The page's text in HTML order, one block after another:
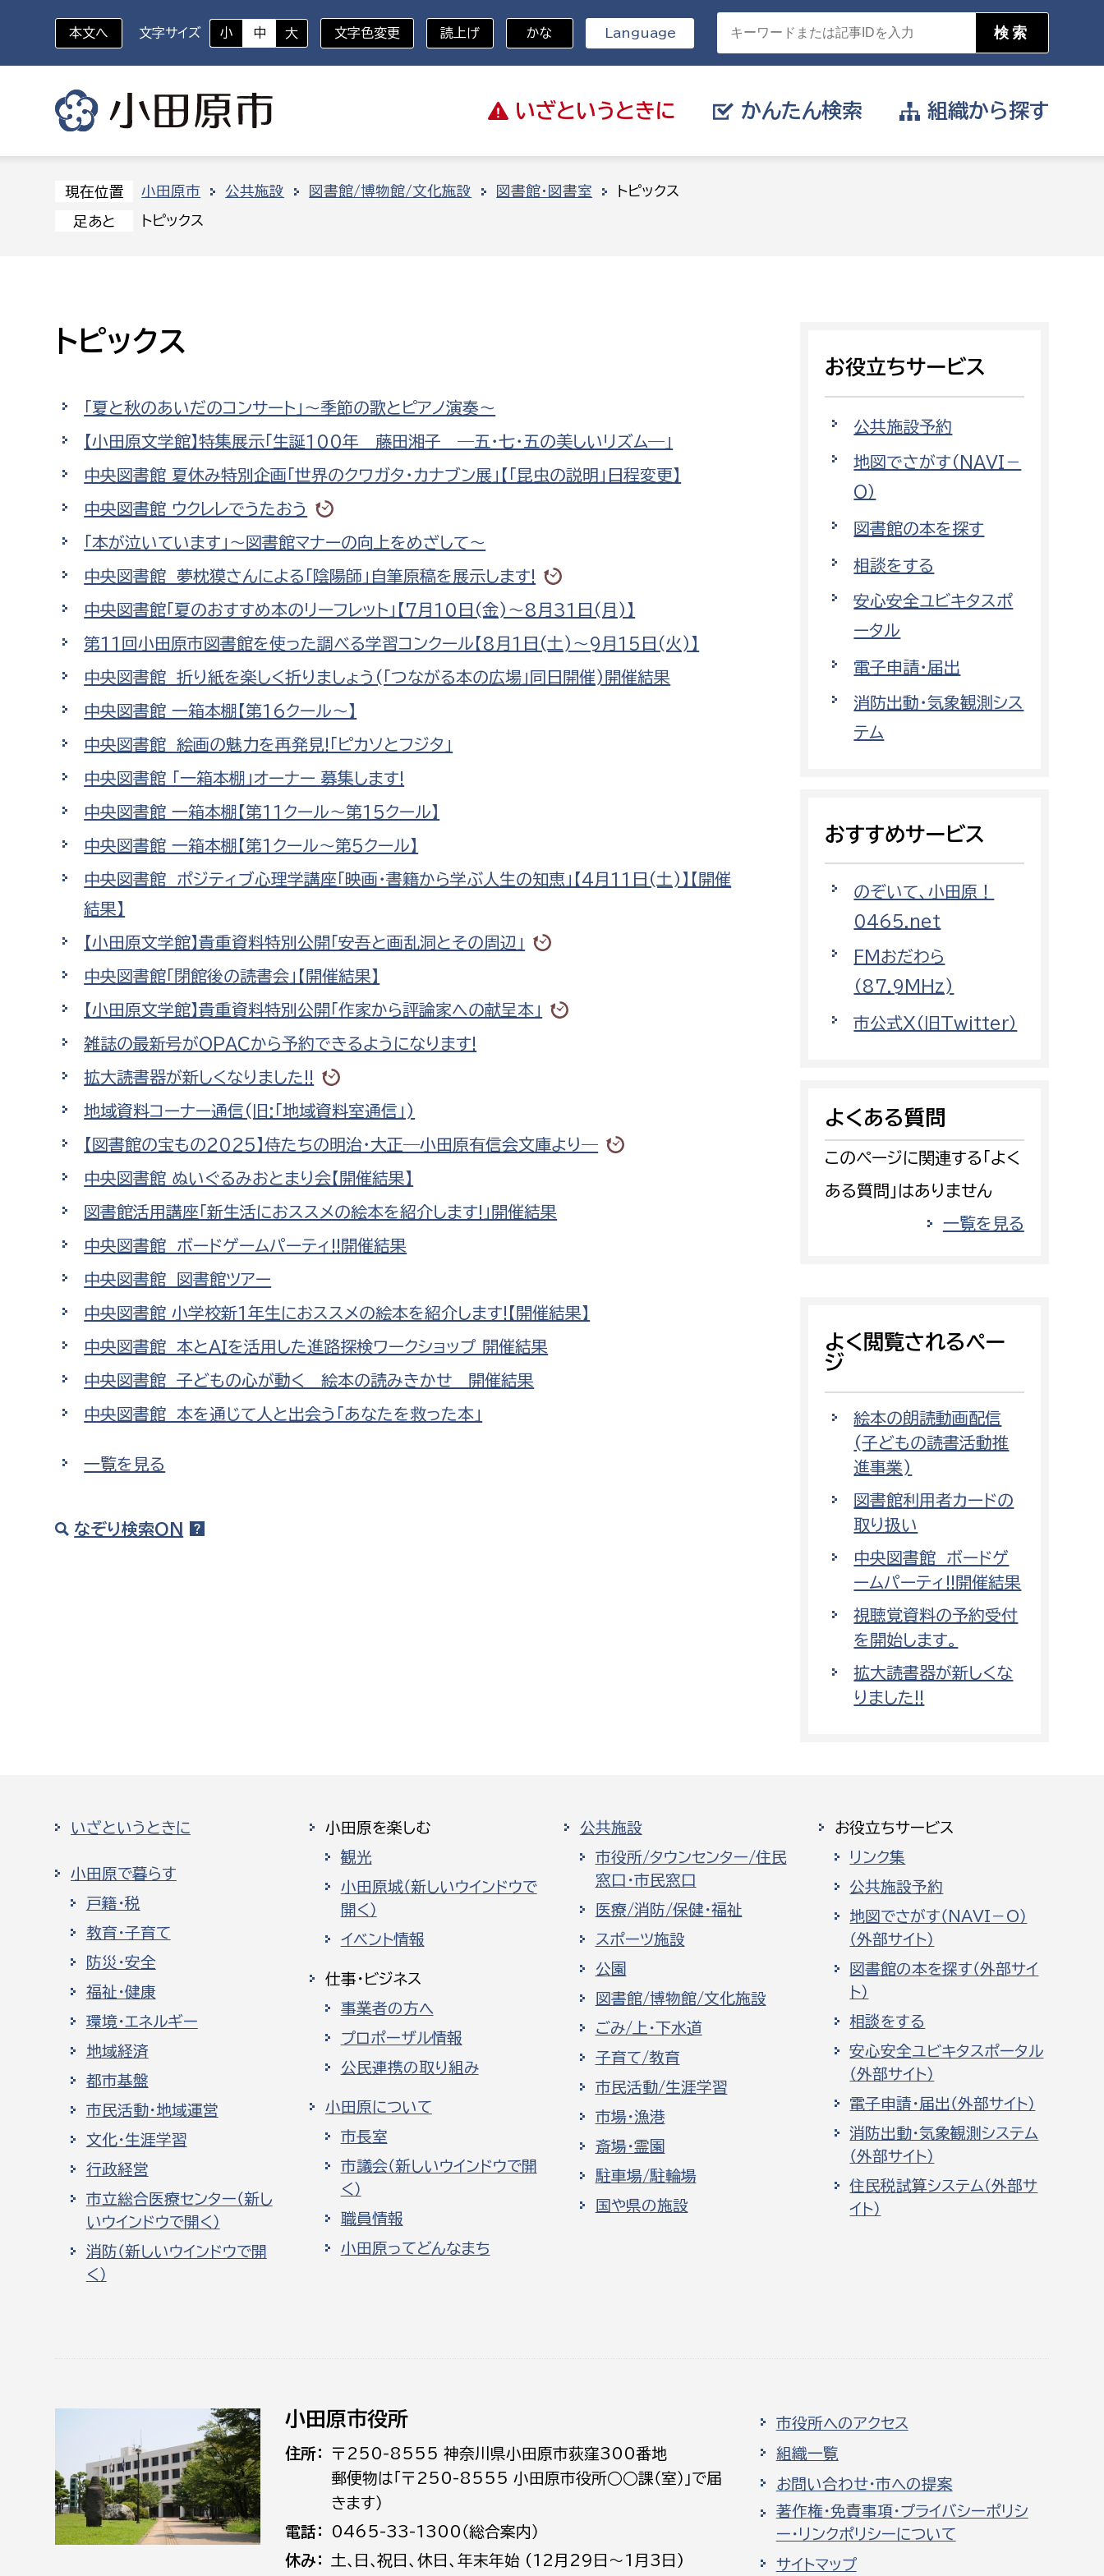
いざと いうときに
いざというときに
かんたん検索
対象者を選択
小・中学生
若者
妊産婦
障がい者
事業者
労働者
求職者
外国人
ペット
分野を選択
福祉・健康
環境・エネルギー
都市基盤
市民活動・地域づくり
消防
病院
支払いをしたい
遊びたい
小田原のことを知りたい
イベント・講座などに参加したい
まちづくりに関わりたい
組織から探す
組織から探す
部に属さない室
コンプライアンス推進室
資産税課
市民部
地域安全課
人権・男女共同参画課
戸籍住民課
防災部 文化部
図書館
スポーツ課
小田原城総合管理事務所
環境部
環境政策課
ゼロカーボン推進課
環境事業センター
福祉健康部
福祉政策課
生活援護課
高齢介護課
障がい福祉課
子ども若者部
子ども政策課
子ども若者支援課
保育課
都市部
建築指導課
開発審査課
建設部
建設政策課
国県事業推進課
土木管理課
建築課
会計管理者
出納室
消防
消防総務課
警防計画課
消防課
警防第1課
上下水道局
給排水業務課
水道整備課
下水道整備課
浄水管理課
教育部
教育指導課
農業委員会事務局
農業委員会事務局
議会局
本文へ 文字サイズ 小 中 大 文字色変更 読上げ かな Language
現在位置 小田原市 公共施設 図書館/博物館/文化施設 図書館・図書室 トピックス
足あと トピックス
トピックス
「夏と秋のあいだのコンサート」～季節の歌とピアノ演奏～
【小田原文学館】特集展示「生誕100年 藤田湘子 ―五・七・五の美しいリズム―」
中央図書館 夏休み特別企画「世界のクワガタ・カナブン展」【「昆虫の説明」日程変更】
中央図書館 ウクレレでうたおう
「本が泣いています」～図書館マナーの向上をめざして～
中央図書館 夢枕獏さんによる「陰陽師」自筆原稿を展示します!
中央図書館「夏のおすすめ本のリーフレット」【7月10日(金)～8月31日(月)】
第11回小田原市図書館を使った調べる学習コンクール【8月1日(土)〜9月15日(火)】
中央図書館 折り紙を楽しく折りましょう(「つながる本の広場」同日開催)開催結果
中央図書館 一箱本棚【第16クール～】
中央図書館 絵画の魅力を再発見!「ピカソとフジタ」
中央図書館 「一箱本棚」オーナー 募集します!
中央図書館 一箱本棚【第11クール～第15クール】
中央図書館 一箱本棚【第1クール～第5クール】
中央図書館 ポジティブ心理学講座「映画・書籍から学ぶ人生の知恵」【4月11日(土)】【開催
結果】
【小田原文学館】貴重資料特別公開「安吾と画乱洞とその周辺」
中央図書館「閉館後の読書会」【開催結果】
【小田原文学館】貴重資料特別公開「作家から評論家への献呈本」
雑誌の最新号がOPACから予約できるようになります!
拡大読書器が新しくなりました!!
地域資料コーナー通信(旧:「地域資料室通信」)
【図書館の宝もの2025】侍たちの明治・大正―小田原有信会文庫より―
中央図書館 ぬいぐるみおとまり会【開催結果】
図書館活用講座「新生活におススメの絵本を紹介します!」開催結果
中央図書館 ボードゲームパーティ!!開催結果
中央図書館 図書館ツアー
中央図書館 小学校新1年生におススメの絵本を紹介します!【開催結果】
中央図書館 本とAIを活用した進路探検ワークショップ 開催結果
中央図書館 子どもの心が動く 絵本の読みきかせ 開催結果
中央図書館 本を通じて人と出会う「あなたを救った本」
一覧を見る
なぞり検索ON
お役立ちサービス
公共施設予約
地図でさがす（NAVI－
O）
図書館の本を探す
相談をする
安心安全ユビキタスポ
ータル
電子申請・届出
消防出動・気象観測シス
テム
おすすめサービス
のぞいて、小田原！
0465.net
FMおだわら
（87.9MHz)
市公式X（旧Twitter）
よくある質問
このページに関連する「よく
ある質問」はありません
一覧を見る
よく閲覧されるペー
ジ
絵本の朗読動画配信
(子どもの読書活動推
進事業)
図書館利用者カードの
取り扱い
中央図書館 ボードゲ
ームパーティ!!開催結果
視聴覚資料の予約受付
を開始します。
拡大読書器が新しくな
りました!!
いざというときに
小田原で暮らす
戸籍・税
教育・子育て
防災・安全
福祉・健康
環境・エネルギー
地域経済
都市基盤
市民活動・地域運営
文化・生涯学習
行政経営
市立総合医療センター（新し
いウインドウで開く）
消防（新しいウインドウで開
く）
小田原を楽しむ
観光
小田原城（新しいウインドウで
開く）
イベント情報
仕事・ビジネス
事業者の方へ
プロポーザル情報
公民連携の取り組み
小田原について
市長室
市議会（新しいウインドウで開
く）
職員情報
小田原ってどんなまち
公共施設
市役所/タウンセンター/住民
窓口・市民窓口
医療/消防/保健・福祉
スポーツ施設
公園
図書館/博物館/文化施設
ごみ/上・下水道
子育て/教育
市民活動/生涯学習
市場・漁港
斎場・霊園
駐車場/駐輪場
国や県の施設
お役立ちサービス
リンク集
公共施設予約
地図でさがす（NAVI－O）
（外部サイト）
図書館の本を探す（外部サイ
ト）
相談をする
安心安全ユビキタスポータル
（外部サイト）
電子申請・届出（外部サイト）
消防出動・気象観測システム
（外部サイト）
住民税試算システム（外部サ
イト）
小田原市役所
住所
〒250-8555 神奈川県小田原市荻窪300番地
郵便物は「〒250-8555 小田原市役所○○課（室）」で届
きます）
電話
0465-33-1300（総合案内）
休み
土､日､祝日、休日、年末年始 (12月29日～1月3日)
市役所へのアクセス
組織一覧
お問い合わせ・市への提案
著作権・免責事項・プライバシーポリシ
ー・リンクポリシーについて
サイトマップ